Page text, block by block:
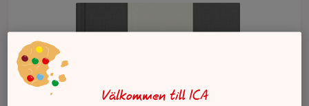
Välkommen till ICA